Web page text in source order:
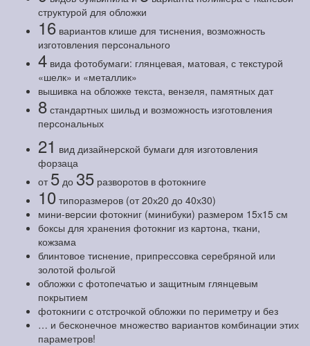
структурой для обложки
16 вариантов клише для тиснения, возможность
изготовления персонального
4 вида фотобумаги: глянцевая, матовая, с текстурой
«шелк» и «металлик»
вышивка на обложке текста, вензеля, памятных дат
8 стандартных шильд и возможность изготовления
персональных
21 вид дизайнерской бумаги для изготовления
форзаца
от 5 до 35 разворотов в фотокниге
10 типоразмеров (от 20х20 до 40х30)
мини-версии фотокниг (минибуки) размером 15х15 см
боксы для хранения фотокниг из картона, ткани,
кожзама
блинтовое тиснение, припрессовка серебряной или
золотой фольгой
обложки с фотопечатью и защитным глянцевым
покрытием
фотокниги с отстрочкой обложки по периметру и без
… и бесконечное множество вариантов комбинации этих
параметров!